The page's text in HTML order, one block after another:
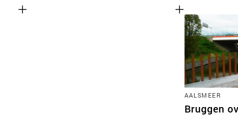
AALSMEER
Bruggen